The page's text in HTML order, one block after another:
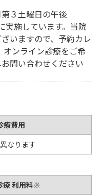
３土曜日の午後
実施しています。当院
いますので、予約カレ
ンライン診療をご希
問い合わせください
療費用
なります
療 利用料※